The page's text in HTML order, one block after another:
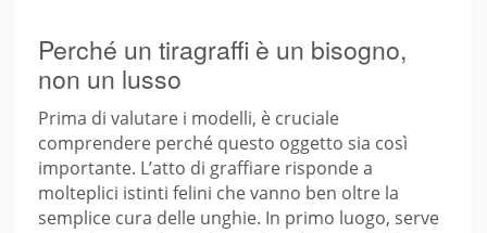
Perché un tiragraffi è un bisogno,
non un lusso
Prima di valutare i modelli, è cruciale
comprendere perché questo oggetto sia così
importante. L’atto di graffiare risponde a
molteplici istinti felini che vanno ben oltre la
semplice cura delle unghie. In primo luogo, serve